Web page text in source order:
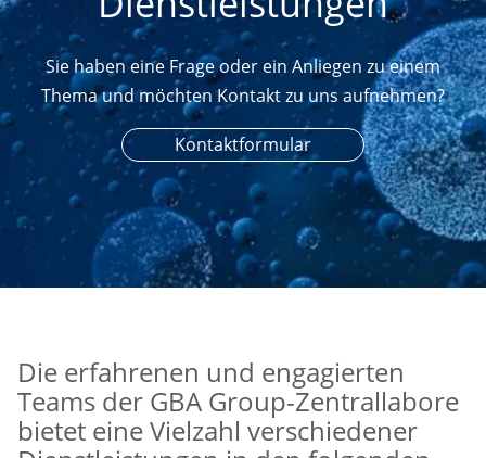
Sie haben eine Frage oder ein Anliegen zu einem
Thema und möchten Kontakt zu uns aufnehmen?
Kontaktformular
Die erfahrenen und engagierten
Teams der GBA Group-Zentrallabore
bietet eine Vielzahl verschiedener